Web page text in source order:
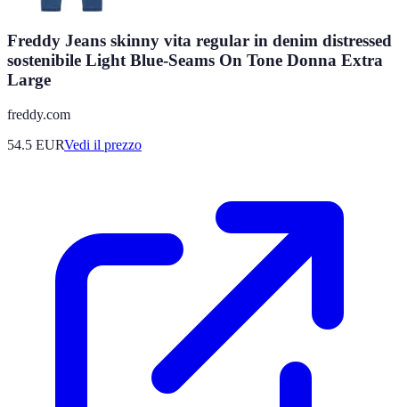
Freddy Jeans skinny vita regular in denim distressed
sostenibile Light Blue-Seams On Tone Donna Extra
Large
freddy.com
54.5 EURVedi il prezzo